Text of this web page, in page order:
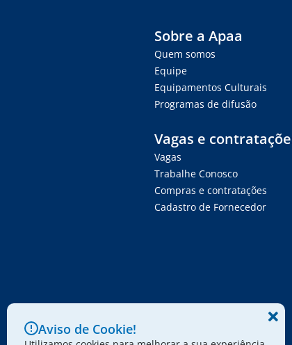
Sobre a Apaa
Quem somos
Equipe
Equipamentos Culturais
Programas de difusão
Vagas e
Vagas
Trabalhe Conosco
Compras e contratações
Cadastro de Fornecedor
Aviso de Cookie!